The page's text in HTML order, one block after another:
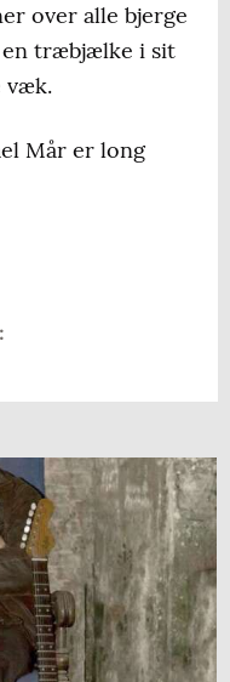
over alle bjerge
en træbjælke i sit
væk.
Mår er long